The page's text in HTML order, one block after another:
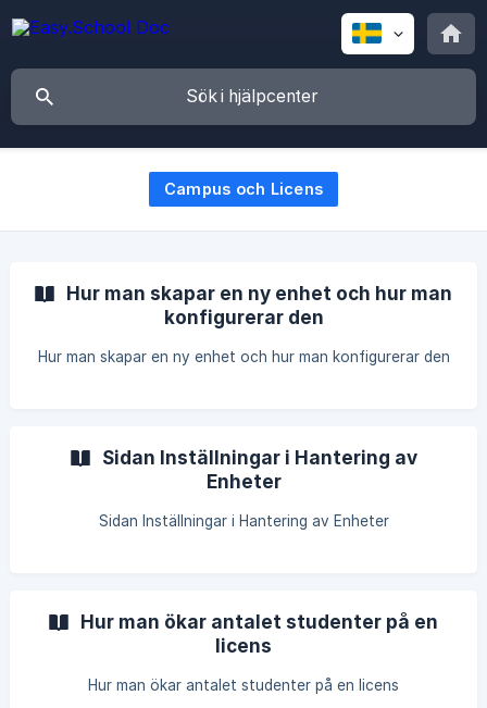
Campus och Licens
Hur man skapar en ny enhet och hur man
konfigurerar den
Hur man skapar en ny enhet och hur man konfigurerar den
Sidan Inställningar i Hantering av
Enheter
Sidan Inställningar i Hantering av Enheter
Hur man ökar antalet studenter på en
licens
Hur man ökar antalet studenter på en licens